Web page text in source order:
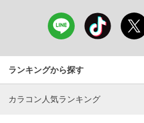
ランキングから探す
カラコン人気ランキング